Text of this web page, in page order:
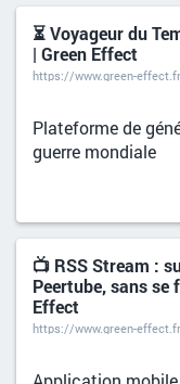
⏳ Voyageur du
| Green Effect
https://www.green-
Plateforme de
guerre mondiale
📺 RSS Stream :
Peertube, sans se
Effect